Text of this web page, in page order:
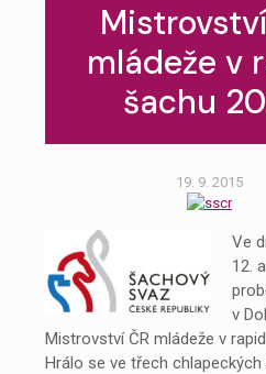
mládeže v
šachu
19. 9. 2015
Ve
12.
v
Mistrovství ČR mládeže v
Hrálo se ve třech